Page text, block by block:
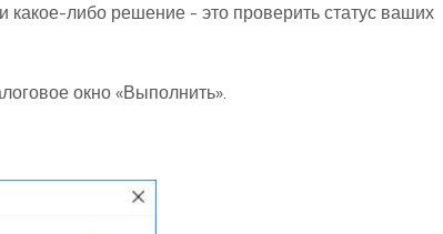
какое-либо решение - это проверить статус ваших
окно «Выполнить».